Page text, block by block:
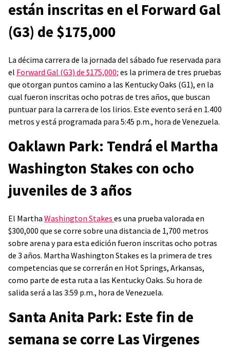
están inscritas en el Forward Gal
(G3) de $175,000
La décima carrera de la jornada del sábado fue reservada para
el Forward Gal (G3) de $175,000; es la primera de tres pruebas
que otorgan puntos camino a las Kentucky Oaks (G1), en la
cual fueron inscritas ocho potras de tres años, que buscan
puntuar para la carrera de los lirios. Este evento será en 1.400
metros y está programada para 5:45 p.m., hora de Venezuela.
Oaklawn Park: Tendrá el Martha
Washington Stakes con ocho
juveniles de 3 años
El Martha Washington Stakes es una prueba valorada en
$300,000 que se corre sobre una distancia de 1,700 metros
sobre arena y para esta edición fueron inscritas ocho potras
de 3 años. Martha Washington Stakes es la primera de tres
competencias que se correrán en Hot Springs, Arkansas,
como parte de esta ruta a las Kentucky Oaks. Su hora de
salida será a las 3:59 p.m., hora de Venezuela.
Santa Anita Park: Este fin de
semana se corre Las Virgenes